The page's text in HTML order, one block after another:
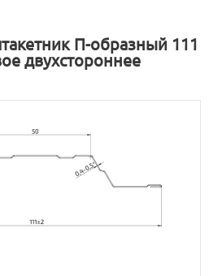
П-образный 111
двухстороннее